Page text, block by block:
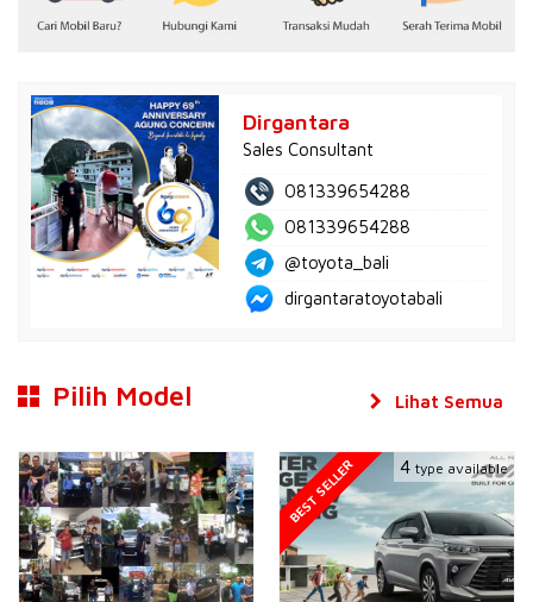
Dirgantara
Sales Consultant
081339654288
081339654288
@toyota_bali
dirgantaratoyotabali
Pilih Model
BEST SELLER 4 type available
Lihat Semua